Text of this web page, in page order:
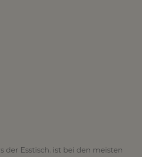
der Esstisch, ist bei den meisten